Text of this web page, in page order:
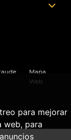
para mejorar
web, para
Mapa
Web